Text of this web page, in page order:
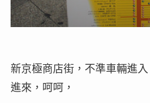
新京極商店街，不準車輛進
進來，呵呵，